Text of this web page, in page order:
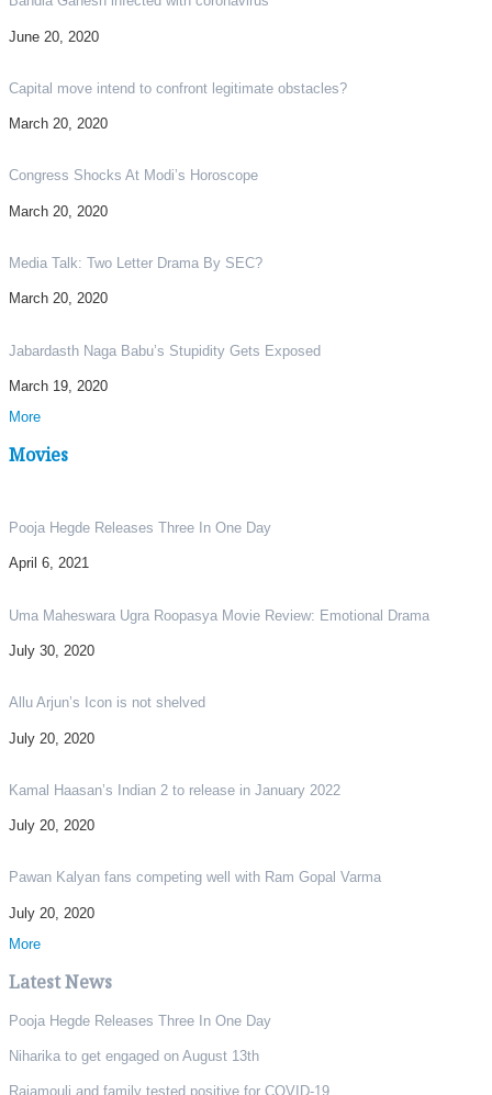
June 20, 2020
Capital move intend to confront legitimate obstacles?
March 20, 2020
Congress Shocks At Modi’s Horoscope
March 20, 2020
Media Talk: Two Letter Drama By SEC?
March 20, 2020
Jabardasth Naga Babu’s Stupidity Gets Exposed
March 19, 2020
More
Movies
Pooja Hegde Releases Three In One Day
April 6, 2021
Uma Maheswara Ugra Roopasya Movie Review: Emotional Drama
July 30, 2020
Allu Arjun’s Icon is not shelved
July 20, 2020
Kamal Haasan’s Indian 2 to release in January 2022
July 20, 2020
Pawan Kalyan fans competing well with Ram Gopal Varma
July 20, 2020
More
Latest News
Pooja Hegde Releases Three In One Day
Niharika to get engaged on August 13th
Rajamouli and family tested positive for COVID-19